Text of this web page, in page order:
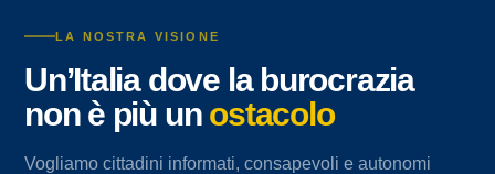
LA NOSTRA VISIONE
Un’Italia dove la burocrazia
non è più un ostacolo
Vogliamo cittadini informati, consapevoli e autonomi